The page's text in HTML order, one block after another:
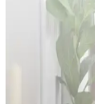
Taşınabilir
Deneyimini
Taşınabilir
bağlantısı ve
uyum sağlar. Suya
müzik keyfi sunar.